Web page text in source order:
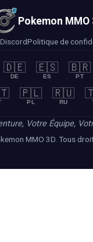
Pokemon MMO
DiscordPolitique de
🇩🇪
DE
🇪🇸
ES
🇧🇷
PT
🇵🇱
PL
🇷🇺
RU
Votre Équipe,
MMO 3D. Tous